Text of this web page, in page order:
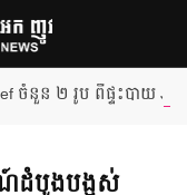
ពីផ្ទះបាយ Junior
ណ៍​ដំបូង​បង្អស់